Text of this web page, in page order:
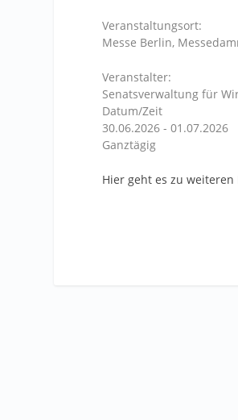
Veranstaltungsort:
Messe Berlin,
Veranstalter:
Senatsverwaltung für
Datum/Zeit
30.06.2026 - 01.07.2026
Ganztägig
Hier geht es zu